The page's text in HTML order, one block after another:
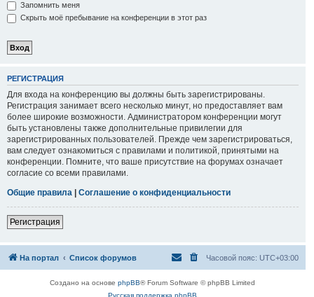
Запомнить меня
Скрыть моё пребывание на конференции в этот раз
РЕГИСТРАЦИЯ
Для входа на конференцию вы должны быть зарегистрированы.
Регистрация занимает всего несколько минут, но предоставляет вам
более широкие возможности. Администратором конференции могут
быть установлены также дополнительные привилегии для
зарегистрированных пользователей. Прежде чем зарегистрироваться,
вам следует ознакомиться с правилами и политикой, принятыми на
конференции. Помните, что ваше присутствие на форумах означает
согласие со всеми правилами.
Общие правила
Соглашение о конфиденциальности
Регистрация
На портал Список форумов Часовой пояс: UTC+03:00
Создано на основеphpBB® Forum Software © phpBB Limited
Русская поддержка phpBB